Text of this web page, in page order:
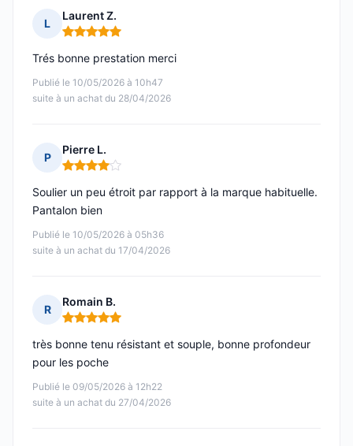
L
Laurent Z.
Note : 5 sur 5
Publié le 10/05/2026 à 10h47
suite à un achat du 28/04/2026
Trés bonne prestation merci
P
Pierre L.
Note : 4 sur 5
Publié le 10/05/2026 à 05h36
suite à un achat du 17/04/2026
Soulier un peu étroit par rapport à la marque habituelle.
Pantalon bien
R
Romain B.
Note : 5 sur 5
Publié le 09/05/2026 à 12h22
suite à un achat du 27/04/2026
très bonne tenu résistant et souple, bonne profondeur
pour les poche